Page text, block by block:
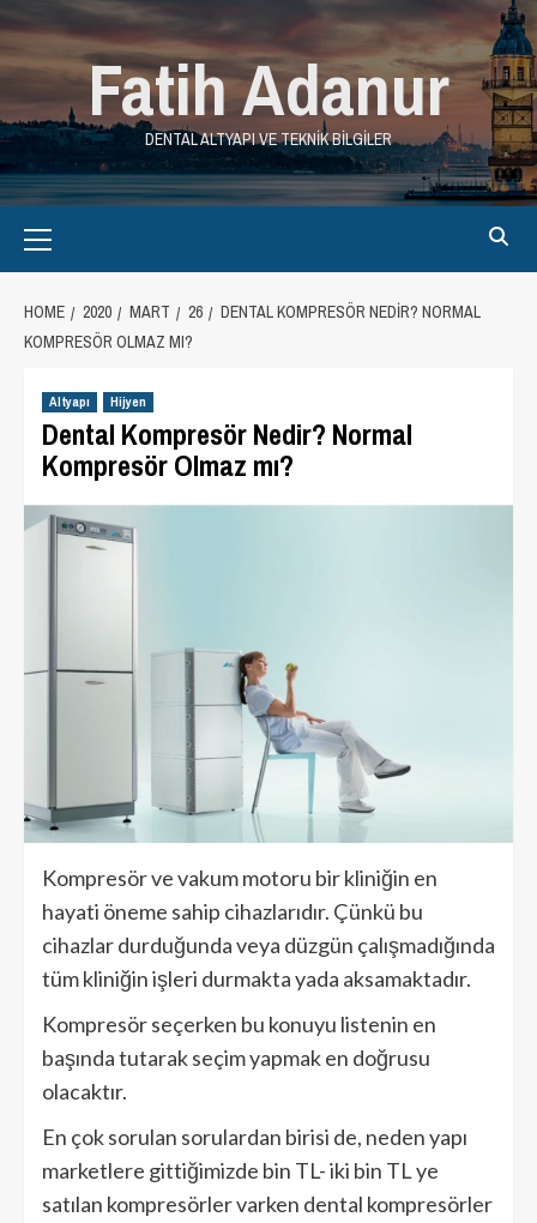
content
Fatih Adanur
DENTAL ALTYAPI VE TEKNIK BILGILER
Menu
HOME 2020 MART 26
DENTAL KOMPRESÖR NEDIR? NORMAL
KOMPRESÖR OLMAZ MI?
Altyapı Hijyen
Dental Kompresör Nedir? Normal
Kompresör Olmaz mı?
Kompresör ve vakum motoru bir kliniğin en
hayati öneme sahip cihazlarıdır. Çünkü bu
cihazlar durduğunda veya düzgün çalışmadığında
tüm kliniğin işleri durmakta yada aksamaktadır.
Kompresör seçerken bu konuyu listenin en
başında tutarak seçim yapmak en doğrusu
olacaktır.
En çok sorulan sorulardan birisi de, neden yapı
marketlere gittiğimizde bin TL- iki bin TL ye
satılan kompresörler varken dental kompresörler